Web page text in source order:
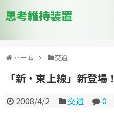
思考維持装置
ホーム 交通
「新・東上線」新登場！
2008/4/2 交通
0